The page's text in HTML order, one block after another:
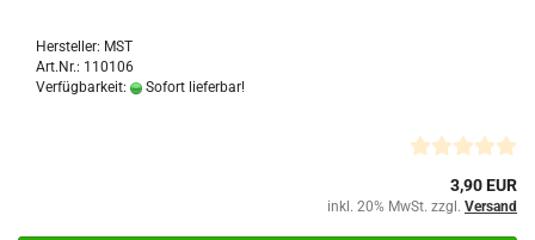
Hersteller: MST
Art.Nr.: 110106
Verfügbarkeit:
Sofort lieferbar!
3,90 EUR
inkl. 20% MwSt. zzgl. Versand